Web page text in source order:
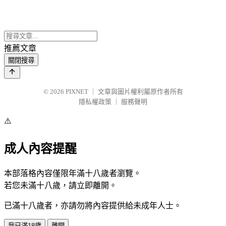
推薦文章
關閉搜尋
© 2026 PIXNET
文章與圖片權利屬原作者所有
隱私權政策
服務聲明
⚠️
成人內容提醒
本部落格內容僅限年滿十八歲者瀏覽。
若您未滿十八歲，請立即離開。
已滿十八歲者，亦請勿將內容提供給未成年人士。